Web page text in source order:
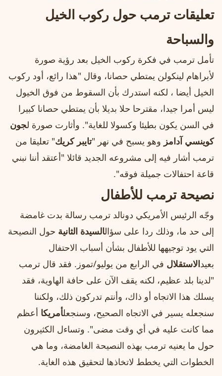
تعليقات ترمب حول ركوب الخيل
والسباحة
تأمل ترمب في فكرة ركوب الخيل بعد رؤية صورة
لأبراهام لينكولن يمتطي حصانا، وقال "هذا رائع، أود ركوب
الخيل أيضا ، لكنه استدرك بأن السقوط من فوق الخيول
ليس أمرا جيدا، مقترحا حلا بديلا بأن يمتطي حصانا كبيرا
في السن يكون بطيئا وكسولا للغاية". وأثارت صورة لجون
كوينسي آدامز وهو يسبح في نهر "تايبر كريك" تعليقا من
ترمب أشار فيه إلى مشروعه الجديد قائلا "أعتقد أننا نبني
قاعة احتفالات جميلة فوقه".
نصيحة ترمب للأطفال
وجّه الرئيس الأمريكي دونالد ترمب رسالة بدت غامضة
إلى حد ما، وذلك ردا على سؤالالسيدة الثانية حول النصيحة
التي يود توجيهها للأطفال بشأن أسباب الاحتفال
بعيدالاستقلال في الرابع من يوليو/تموز. فقد قال ترمب
"لدينا بلد عظيم، لكنه يقف الآن على حافة الهاوية، فقد
يسلك هذا الاتجاه أو ذاك، وأنتم تدركون ذلك، ولكننا
سنجعله يسير في الاتجاه الصحيح، وسنجعلأمريكا أعظم
مما كانت عليه في أي وقت مضى". وتساءل الكثيرون
حول ما يعنيه ترمب بهذه النصيحة الغامضة، وما هي
الخطوات التي يخطط لاتخاذها لتحقيق هذه الغاية.